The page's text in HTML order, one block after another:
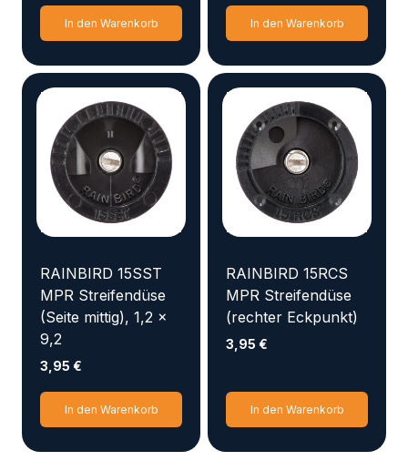
In den Warenkorb In den Warenkorb
RAINBIRD 15SST
MPR Streifendüse
(Seite mittig), 1,2 x
9,2
3,95 €
In den Warenkorb
RAINBIRD 15RCS
MPR Streifendüse
(rechter Eckpunkt)
3,95 €
In den Warenkorb